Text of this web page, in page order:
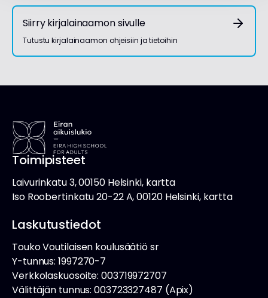
Siirry kirjalainaamon sivulle
Tutustu kirjalainaamon ohjeisiin ja tietoihin
Toimipisteet
Laivurinkatu 3, 00150 Helsinki, kartta
Iso Roobertinkatu 20-22 A, 00120 Helsinki, kartta
Laskutustiedot
Touko Voutilaisen koulusäätiö sr
Y-tunnus: 1997270-7
Verkkolaskuosoite: 003719972707
Välittäjän tunnus: 003723327487 (Apix)